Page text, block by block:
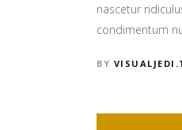
nascetur
condimentum
BY